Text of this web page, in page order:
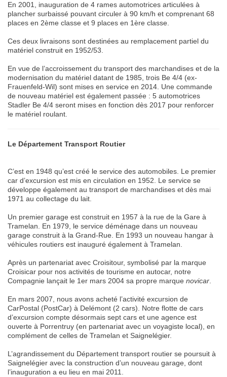
En 2001, inauguration de 4 rames automotrices articulées à
plancher surbaissé pouvant circuler à 90 km/h et comprenant 68
places en 2ème classe et 9 places en 1ère classe.
Ces deux livraisons sont destinées au remplacement partiel du
matériel construit en 1952/53.
En vue de l’accroissement du transport des marchandises et de la
modernisation du matériel datant de 1985, trois Be 4/4 (ex-
Frauenfeld-Wil) sont mises en service en 2014. Une commande
de nouveau matériel est également passée : 5 automotrices
Stadler Be 4/4 seront mises en fonction dès 2017 pour renforcer
le matériel roulant.
Le Département Transport Routier
C’est en 1948 qu’est créé le service des automobiles. Le premier
car d’excursion est mis en circulation en 1952. Le service se
développe également au transport de marchandises et dès mai
1971 au collectage du lait.
Un premier garage est construit en 1957 à la rue de la Gare à
Tramelan. En 1979, le service déménage dans un nouveau
garage construit à la Grand-Rue. En 1993 un nouveau hangar à
véhicules routiers est inauguré également à Tramelan.
Après un partenariat avec Croisitour, symbolisé par la marque
Croisicar pour nos activités de tourisme en autocar, notre
Compagnie lançait le 1er mars 2004 sa propre marque novicar.
En mars 2007, nous avons acheté l’activité excursion de
CarPostal (PostCar) à Delémont (2 cars). Notre flotte de cars
d’excursion compte désormais sept cars et une agence est
ouverte à Porrentruy (en partenariat avec un voyagiste local), en
complément de celles de Tramelan et Saignelégier.
L’agrandissement du Département transport routier se poursuit à
Saignelégier avec la construction d’un nouveau garage, dont
l’inauguration a eu lieu en mai 2011.